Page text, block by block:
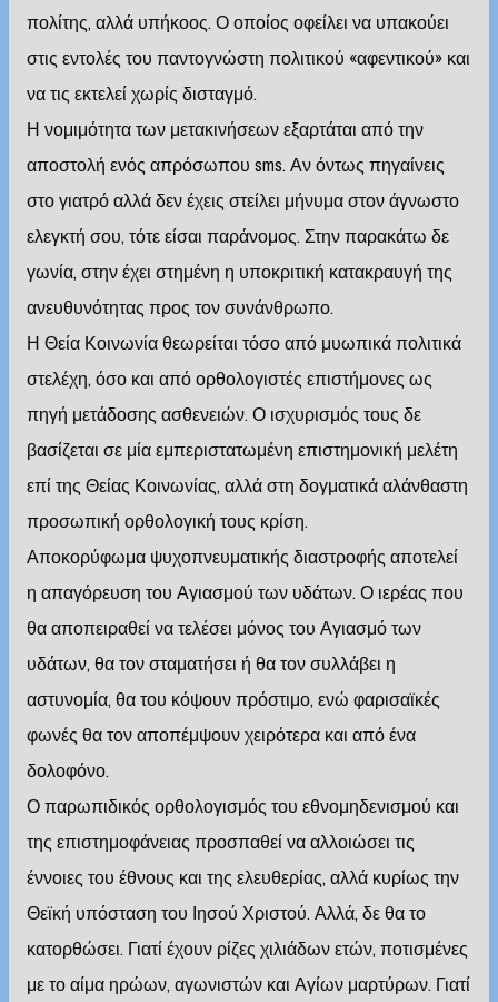
πολίτης, αλλά υπήκοος. Ο οποίος οφείλει να υπακούει
στις εντολές του παντογνώστη πολιτικού «αφεντικού» και
να τις εκτελεί χωρίς δισταγμό.
Η νομιμότητα των μετακινήσεων εξαρτάται από την
αποστολή ενός απρόσωπου sms. Αν όντως πηγαίνεις
στο γιατρό αλλά δεν έχεις στείλει μήνυμα στον άγνωστο
ελεγκτή σου, τότε είσαι παράνομος. Στην παρακάτω δε
γωνία, στην έχει στημένη η υποκριτική κατακραυγή της
ανευθυνότητας προς τον συνάνθρωπο.
Η Θεία Κοινωνία θεωρείται τόσο από μυωπικά πολιτικά
στελέχη, όσο και από ορθολογιστές επιστήμονες ως
πηγή μετάδοσης ασθενειών. Ο ισχυρισμός τους δε
βασίζεται σε μία εμπεριστατωμένη επιστημονική μελέτη
επί της Θείας Κοινωνίας, αλλά στη δογματικά αλάνθαστη
προσωπική ορθολογική τους κρίση.
Αποκορύφωμα ψυχοπνευματικής διαστροφής αποτελεί
η απαγόρευση του Αγιασμού των υδάτων. Ο ιερέας που
θα αποπειραθεί να τελέσει μόνος του Αγιασμό των
υδάτων, θα τον σταματήσει ή θα τον συλλάβει η
αστυνομία, θα του κόψουν πρόστιμο, ενώ φαρισαϊκές
φωνές θα τον αποπέμψουν χειρότερα και από ένα
δολοφόνο.
Ο παρωπιδικός ορθολογισμός του εθνομηδενισμού και
της επιστημοφάνειας προσπαθεί να αλλοιώσει τις
έννοιες του έθνους και της ελευθερίας, αλλά κυρίως την
Θεϊκή υπόσταση του Ιησού Χριστού. Αλλά, δε θα το
κατορθώσει. Γιατί έχουν ρίζες χιλιάδων ετών, ποτισμένες
με το αίμα ηρώων, αγωνιστών και Αγίων μαρτύρων. Γιατί